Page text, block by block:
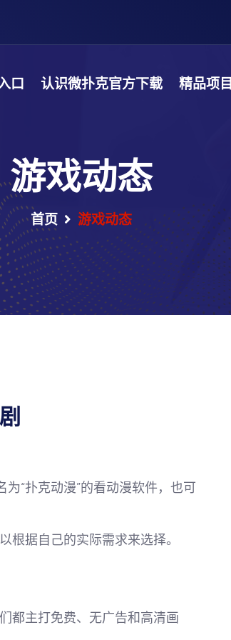
口 认识微扑克官方下载 精品项目
游戏动态
首页 游戏动态
“扑克动漫”的看动漫软件，也可
根据自己的实际需求来选择。
都主打免费、无广告和高清画